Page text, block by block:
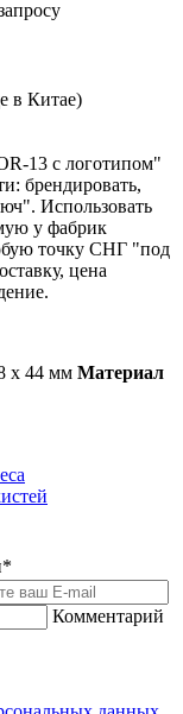
в Китае)
13 с логотипом"
брендировать,
Использовать
у фабрик
точку СНГ "под
цена
х 44 мм Материал
*
Комментарий